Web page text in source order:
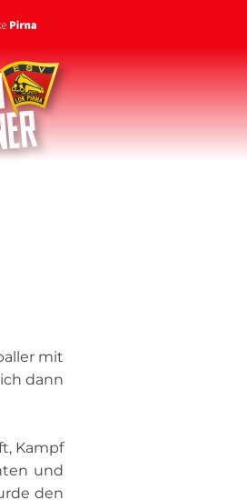
mit
dann
Kampf
und
den